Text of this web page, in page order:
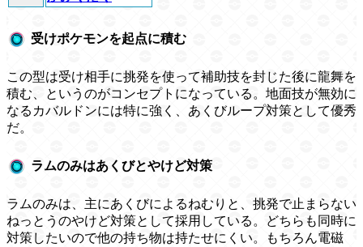
受けポケモンを起点に積む
この型は受け相手に挑発を使って補助技を封じた後に龍舞を
積む、というのがコンセプトになっている。地面技が無効に
なるカバルドンには特に強く、あくびループ対策として優秀
だ。
ラムのみはあくびとやけど対策
ラムのみは、主にあくびによるねむりと、挑発で止まらない
ねっとうのやけど対策として採用している。どちらも同時に
対策したいので他の持ち物は持たせにくい。もちろん電磁